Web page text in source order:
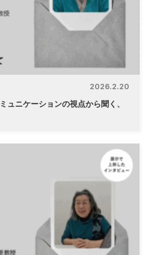
2026.2.20
ュニケーションの視点から聞く、